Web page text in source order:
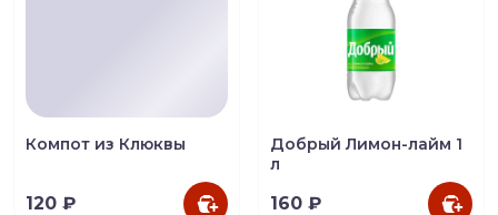
Компот из Клюквы
120 ₽
Добрый Лимон-лайм 1
л
160 ₽